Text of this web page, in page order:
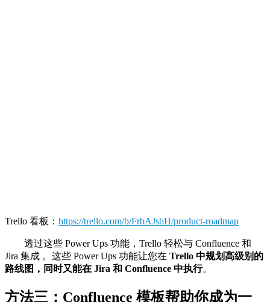
Trello 看板： https://trello.com/b/FrbAJsbH/product-roadmap
透过这些 Power Ups 功能，Trello 轻松与 Confluence 和
Jira 集成 。这些 Power Ups 功能让您在 Trello 中规划高级别的
路线图，同时又能在 Jira 和 Confluence 中执行。
方法三：Confluence 模板帮助你成为一